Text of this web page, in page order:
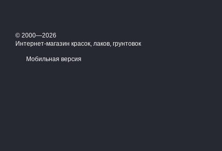
Купить лак для
украшения фасада,
лишь правильно
результат –
шиферные крыши.
Обработанные
Благодаря
реагентами. Не
Лак для камня
© 2000—2026
Интернет-магазин красок, лаков, грунтовок
Мобильная версия